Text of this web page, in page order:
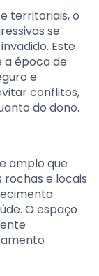
territoriais, o
se
Este
época de
e
conflitos,
do dono.
amplo que
e locais
O espaço